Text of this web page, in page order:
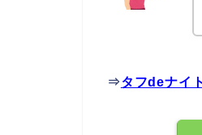
⇒タフdeナイ